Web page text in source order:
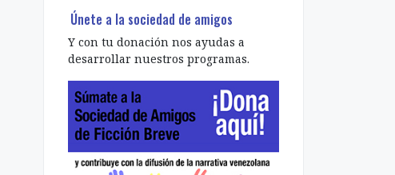
Únete a la sociedad de amigos
Y con tu donación nos ayudas a
desarrollar nuestros programas.